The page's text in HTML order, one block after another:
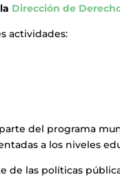
Dirección de
actividades:
del programa
a los niveles
de las políticas